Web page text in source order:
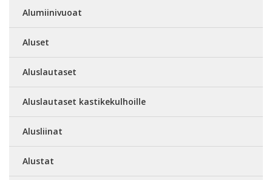
Alumiinivuoat
Aluset
Aluslautaset
Aluslautaset kastikekulhoille
Alusliinat
Alustat